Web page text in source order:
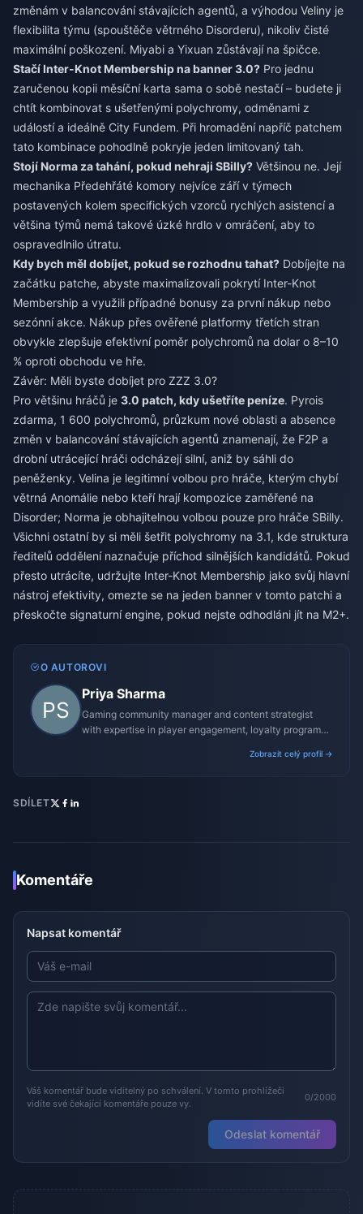
změnám v balancování stávajících agentů, a výhodou Veliny je
flexibilita týmu (spouštěče větrného Disorderu), nikoliv čisté
maximální poškození. Miyabi a Yixuan zůstávají na špičce.
Stačí Inter-Knot Membership na banner 3.0? Pro jednu
zaručenou kopii měsíční karta sama o sobě nestačí – budete ji
chtít kombinovat s ušetřenými polychromy, odměnami z
událostí a ideálně City Fundem. Při hromadění napříč patchem
tato kombinace pohodlně pokryje jeden limitovaný tah.
Stojí Norma za tahání, pokud nehraji SBilly? Většinou ne. Její
mechanika Předehřáté komory nejvíce září v týmech
postavených kolem specifických vzorců rychlých asistencí a
většina týmů nemá takové úzké hrdlo v omráčení, aby to
ospravedlnilo útratu.
Kdy bych měl dobíjet, pokud se rozhodnu tahat? Dobíjejte na
začátku patche, abyste maximalizovali pokrytí Inter-Knot
Membership a využili případné bonusy za první nákup nebo
sezónní akce. Nákup přes ověřené platformy třetích stran
obvykle zlepšuje efektivní poměr polychromů na dolar o 8–10
% oproti obchodu ve hře.
Závěr: Měli byste dobíjet pro ZZZ 3.0?
Pro většinu hráčů je 3.0 patch, kdy ušetříte peníze. Pyrois
zdarma, 1 600 polychromů, průzkum nové oblasti a absence
změn v balancování stávajících agentů znamenají, že F2P a
drobní utrácející hráči odcházejí silní, aniž by sáhli do
peněženky. Velina je legitimní volbou pro hráče, kterým chybí
větrná Anomálie nebo kteří hrají kompozice zaměřené na
Disorder; Norma je obhajitelnou volbou pouze pro hráče SBilly.
Všichni ostatní by si měli šetřit polychromy na 3.1, kde struktura
ředitelů oddělení naznačuje příchod silnějších kandidátů. Pokud
přesto utrácíte, udržujte Inter-Knot Membership jako svůj hlavní
nástroj efektivity, omezte se na jeden banner v tomto patchi a
přeskočte signaturní engine, pokud nejste odhodláni jít na M2+.
O AUTOROVI
Priya Sharma
Gaming community manager and content strategist
with expertise in player engagement, loyalty programs,
Zobrazit celý profil →
SDÍLET
Komentáře
Napsat komentář
Váš komentář bude viditelný po schválení. V tomto prohlížeči
vidíte své čekající komentáře pouze vy.
0/2000
Odeslat komentář